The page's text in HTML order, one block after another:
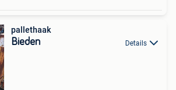
pallethaak
Bieden Details